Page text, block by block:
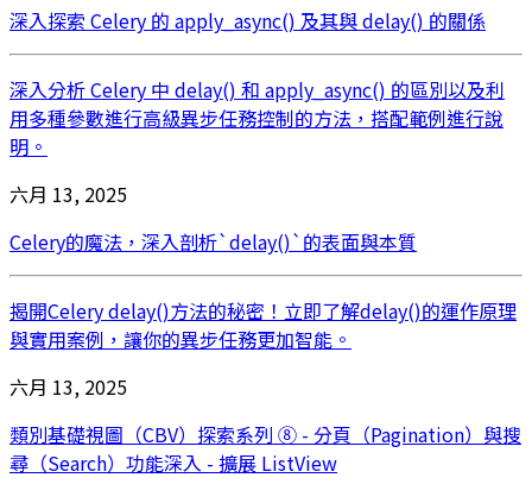
深入探索 Celery 的 apply_async() 及其與 delay() 的關係
深入分析 Celery 中 delay() 和 apply_async() 的區別以及利
用多種參數進行高級異步任務控制的方法，搭配範例進行說
明。
六月 13, 2025
Celery的魔法，深入剖析`delay()`的表面與本質
揭開Celery delay()方法的秘密！立即了解delay()的運作原理
與實用案例，讓你的異步任務更加智能。
六月 13, 2025
類別基礎視圖（CBV）探索系列 ⑧ - 分頁（Pagination）與搜
尋（Search）功能深入 - 擴展 ListView